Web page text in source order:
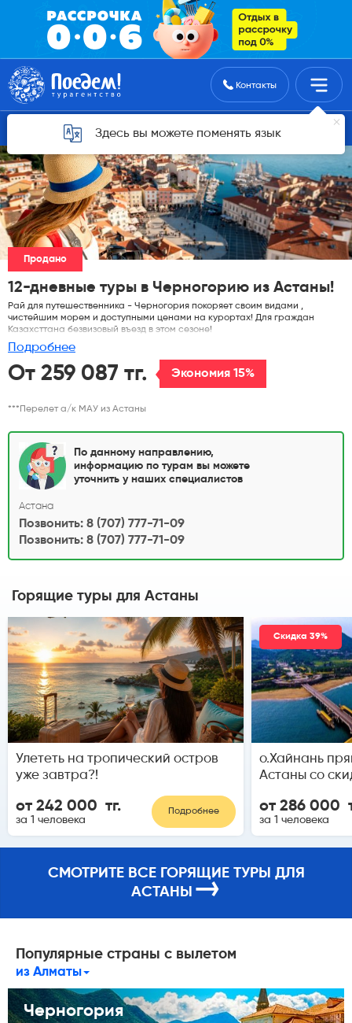
Поиск туровКонтакты
Здесь вы можете поменять язык
Горящие туры для Астаны
Продано
12-дневные туры в Черногорию из Астаны!
Рай для путешественника - Черногория покоряет своим видами ,
чистейшим морем и доступными ценами на курортах! Для граждан
Казахсттана безвизовый въезд в этом сезоне!
Подробнее
От 259 087 тг. Экономия 15%
***Перелет а/к МАУ из Астаны
По данному направлению,
информацию по турам вы можете
уточнить у наших специалистов
Астана
Позвонить: 8 (707) 777-71-09
Позвонить: 8 (707) 777-71-09
Горящие туры для Астаны
Улететь на тропический остров
уже завтра?!
от 242 000 тг.
за 1 человека
Подробнее
Скидка 39%
о.Хайнань
Астаны со
от 286 000
за 1 человека
СМОТРИТЕ ВСЕ ГОРЯЩИЕ ТУРЫ ДЛЯ
АСТАНЫ →
Популярные страны с вылетом
из Алматы
Черногория